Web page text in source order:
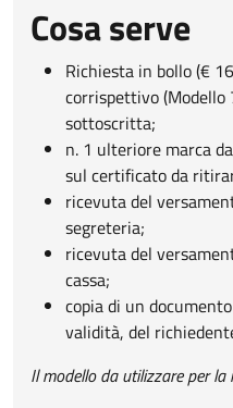
Cosa serve
Richiesta in bollo (€
corrispettivo (Modello
sottoscritta;
n. 1 ulteriore marca
sul certificato da
ricevuta del
segreteria;
ricevuta del
cassa;
copia di un
validità, del
Il modello da utilizzare per la